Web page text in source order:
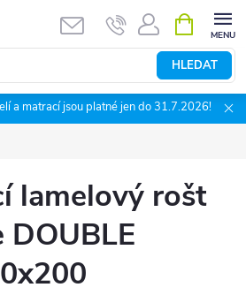
HLEDAT
NÁKUPNÍ
KOŠÍK
a matrací jsou platné jen do 31.7.2026!
lamelový rošt